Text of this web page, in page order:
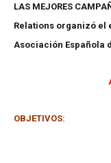
LAS MEJORES
Relations organizó el
Asociación Española
OBJETIVOS: